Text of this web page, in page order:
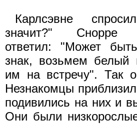
Карлсэвне
значит?" Снорре
ответил: "Может
знак, возьмем
им на встречу". Так
Незнакомцы
подивились на них и
Они были